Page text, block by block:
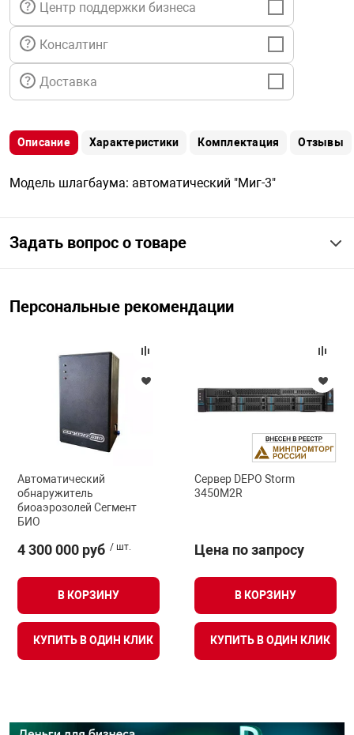
техника
автомобили
средства охраны
ключи
сигнализации
безопасность
оборудование
Центр поддержки бизнеса
Консалтинг
Доставка
Описание Характеристики Комплектация Отзывы
Модель шлагбаума: автоматический "Миг-3"
Задать вопрос о товаре
Персональные рекомендации
Автоматический
обнаружитель
биоаэрозолей Сегмент
БИО
4 300 000 руб / шт.
В КОРЗИНУ
КУПИТЬ В ОДИН КЛИК
Сервер DEPO Storm
3450M2R
Цена по запросу
В КОРЗИНУ
КУПИТЬ В ОДИН КЛИК